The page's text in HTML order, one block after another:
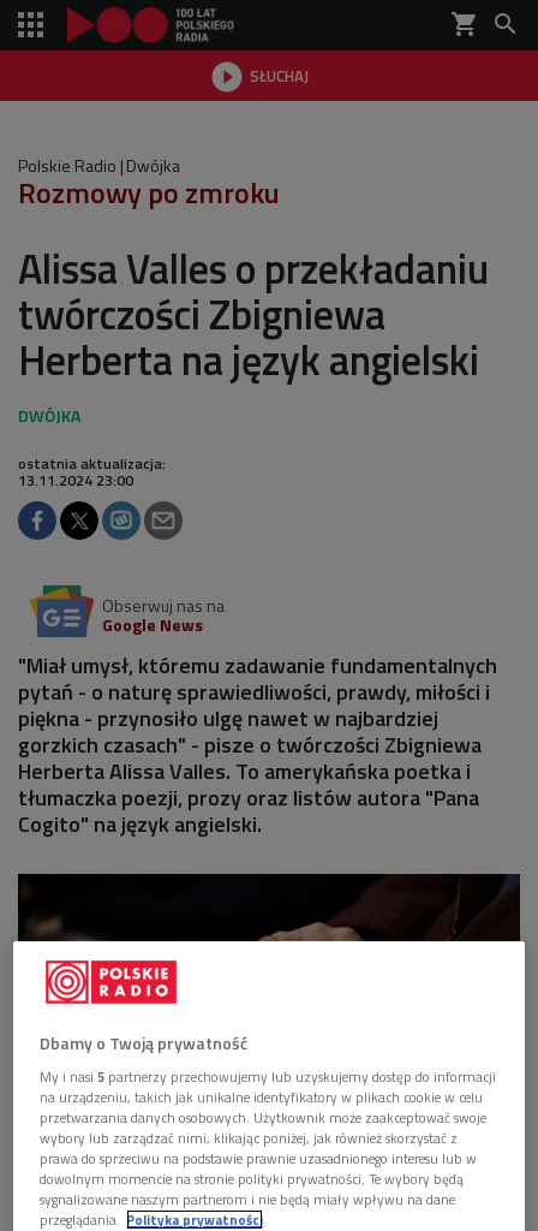
shopping_cart 
 SŁUCHAJ

Polskie Radio Dwójka
Rozmowy po zmroku
Alissa Valles o przekładaniu
twórczości Zbigniewa
Herberta na język angielski
ostatnia aktualizacja:
13.11.2024 23:00
Obserwuj nas na
Google News
"Miał umysł, któremu zadawanie fundamentalnych
pytań - o naturę sprawiedliwości, prawdy, miłości i
piękna - przynosiło ulgę nawet w najbardziej
gorzkich czasach" - pisze o twórczości Zbigniewa
Herberta Alissa Valles. To amerykańska poetka i
tłumaczka poezji, prozy oraz listów autora "Pana
Cogito" na język angielski.
Alissa Valles to amerykańska poetka i tłumaczka poezji, prozy oraz listów
Zbigniewa Herberta na język angielski. Foto: Lawrence Schwartzwald /EAST
NEWS
Dbamy o Twoją prywatność
My i nasi5 partnerzy przechowujemy lub uzyskujemy dostęp do informacji
na urządzeniu, takich jak unikalne identyfikatory w plikach cookie w celu
przetwarzania danych osobowych. Użytkownik może zaakceptować swoje
wybory lub zarządzać nimi, klikając poniżej, jak również skorzystać z
prawa do sprzeciwu na podstawie prawnie uzasadnionego interesu lub w
dowolnym momencie na stronie polityki prywatności. Te wybory będą
sygnalizowane naszym partnerom i nie będą miały wpływu na dane
przeglądania. Polityka prywatności